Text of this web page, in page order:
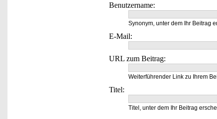
Benutzername:
Synonym, unter dem Ihr Beitrag
E-Mail:
URL zum Beitrag:
Weiterführender Link zu Ihrem
Titel:
Titel, unter dem Ihr Beitrag